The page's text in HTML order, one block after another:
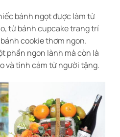
bánh ngọt được làm từ
từ bánh cupcake trang trí
cookie thơm ngon.
phần ngon lành mà còn là
và tình cảm từ người tặng.